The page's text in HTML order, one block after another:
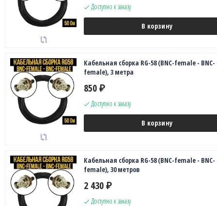
Доступно к заказу
В корзину
Кабельная сборка RG-58 (BNC-female - BNC-
female), 3 метра
850 ₽
Доступно к заказу
В корзину
Кабельная сборка RG-58 (BNC-female - BNC-
female), 30 метров
2 430 ₽
Доступно к заказу